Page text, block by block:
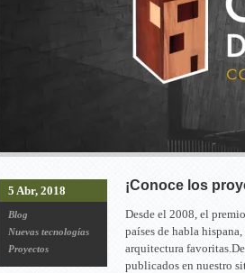
¡Conoce los
Desde el 2008, el
países de habla
arquitectura
publicados en nuestro
5 Abr, 2018
Blog
Nuevas tecnologías
Proyectos